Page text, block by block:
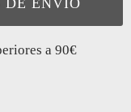
a 90€